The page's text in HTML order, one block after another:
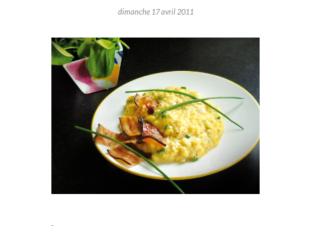
dimanche 17 avril 2011